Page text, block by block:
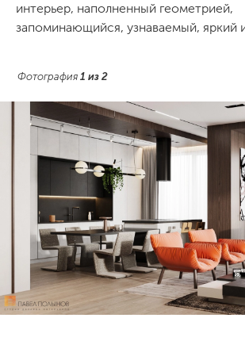
интерьер, наполненный геометрией,
запоминающийся, узнаваемый, яркий
Фотография 1 из 2